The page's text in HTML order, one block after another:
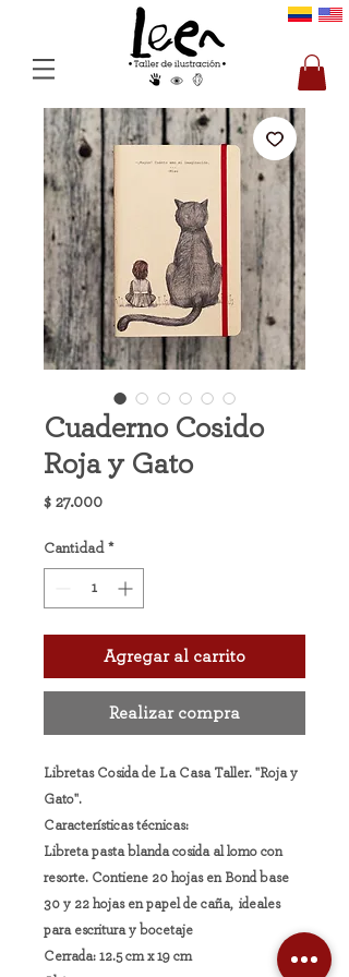
Cuaderno Cosido
Roja y Gato
$ 27.000Precio
Cantidad *
Agregar al carrito
Realizar compra
Libretas Cosida de La Casa Taller. "Roja y
Gato".
Características técnicas:
Libreta pasta blanda cosida al lomo con
resorte. Contiene 20 hojas en Bond base
30 y 22 hojas en papel de caña, ideales
para escritura y bocetaje
Cerrada: 12.5 cm x 19 cm